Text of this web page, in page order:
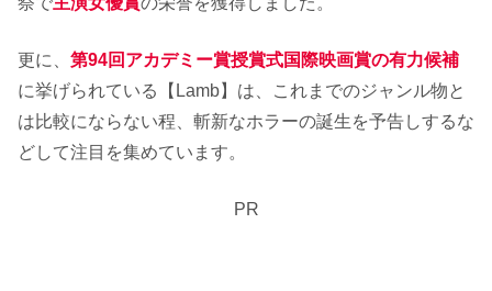
更に、 第94回アカデミー賞授賞式国際映画賞の有力候補
に挙げられている【Lamb】は、これまでのジャンル物と
は比較にならない程、斬新なホラーの誕生を予告しするな
どして注目を集めています。
PR